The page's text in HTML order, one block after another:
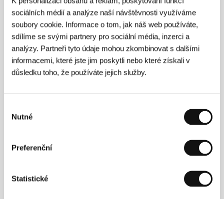
sociálních médií a analýze naší návštěvnosti využíváme
soubory cookie. Informace o tom, jak náš web používáte,
sdílíme se svými partnery pro sociální média, inzerci a
analýzy. Partneři tyto údaje mohou zkombinovat s dalšími
informacemi, které jste jim poskytli nebo které získali v
důsledku toho, že používáte jejich služby.
souhlasu
Nutné
Preferenční
Statistické
Režie
(1992, Freiburg im Breisgau,
Německo) se navzdory nízkému věku může pyšnit
hned několika díly. Ve čtrnácti letech sepsala scénář
promítán na Hof Film Festivalu a následně uveden i v
, která